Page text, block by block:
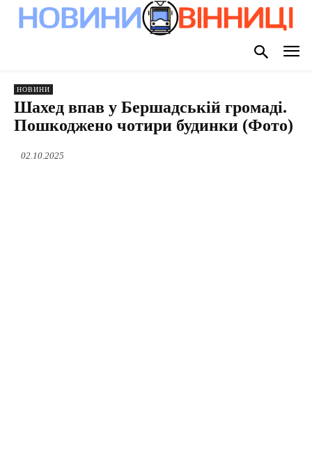
НОВИНИ
Шахед впав у Бершадській громаді.
Пошкоджено чотири будинки (Фото)
02.10.2025